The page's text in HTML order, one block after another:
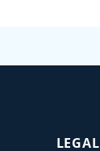
LEGAL